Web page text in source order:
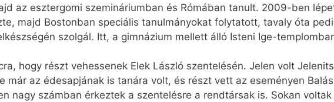
az esztergomi szemináriumban és Rómában tanult. 2009-ben
majd Bostonban speciális tanulmányokat folytatott, tavaly óta
szolgál. Itt, a gimnázium mellett álló Isteni Ige-
hogy részt vehessenek Elek László szentelésén. Jelen volt
már az édesapjának is tanára volt, és részt vett az eseményen
nagy számban érkeztek a szentelésre a rendtársak is. Sokan